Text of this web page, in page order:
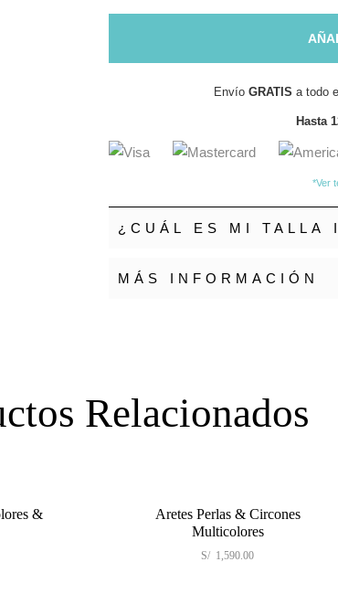
Envío GRATIS a todo
Hasta
*Ver
¿CUÁL ES MI TALLA
MÁS INFORMACIÓN
Relacionados
&
Aretes Perlas & Circones
Multicolores
S/ 1,590.00